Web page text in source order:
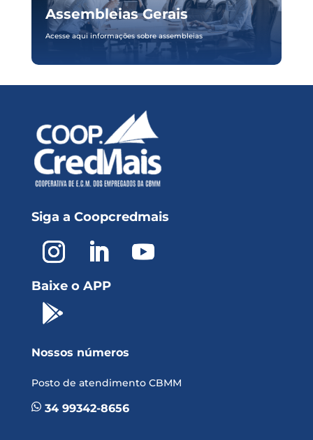
Assembleias Gerais
Acesse aqui informações sobre assembleias
Siga a Coopcredmais
Baixe o APP

Nossos números
Posto de atendimento CBMM
34 99342-8656